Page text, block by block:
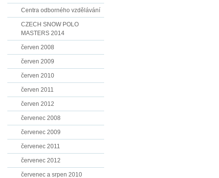
Centra odborného vzdělávání
CZECH SNOW POLO
MASTERS 2014
červen 2008
červen 2009
červen 2010
červen 2011
červen 2012
červenec 2008
červenec 2009
červenec 2011
červenec 2012
červenec a srpen 2010